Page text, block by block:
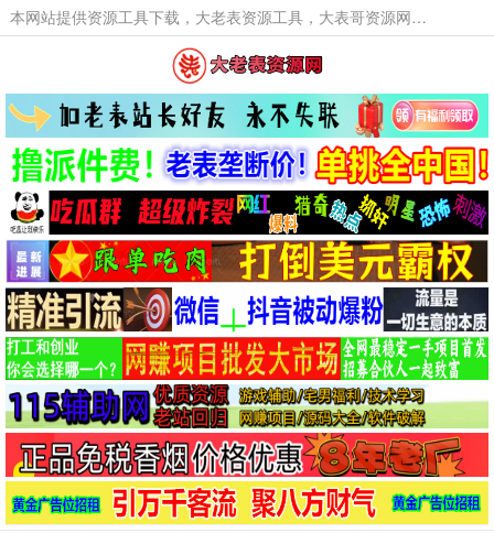
本网站提供资源工具下载，大老表资源工具，大表哥资源网软件工具，大老表资源下载，活动线报福利资源分享,活动线报，大型网游经典游戏，网络热门技术游戏辅助交流与分享。